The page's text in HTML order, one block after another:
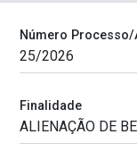
Número Processo/
Finalidade